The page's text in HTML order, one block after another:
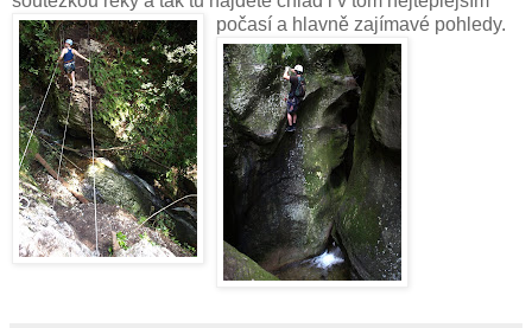
počasí a hlavně zajímavé pohledy.